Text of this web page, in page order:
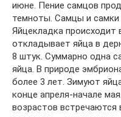
июне. Пение самцов
темноты. Самцы и самки
Яйцекладка происходит
откладывает яйца в
8 штук. Суммарно одна
яйца. В природе
более 3 лет. Зимуют
конце апреля-начале
возрастов встречаются